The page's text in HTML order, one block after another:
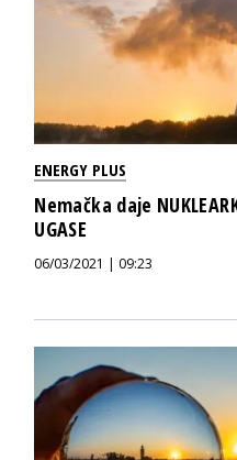
ENERGY PLUS
Nemačka daje
UGASE
06/03/2021 | 09:23